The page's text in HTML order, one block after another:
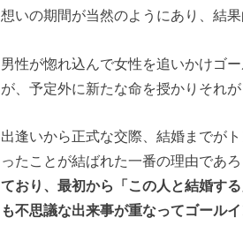
想いの期間が当然のようにあり、結
男性が惚れ込んで女性を追いかけゴ
が、予定外に新たな命を授かりそれ
出逢いから正式な交際、結婚までが
ったことが結ばれた一番の理由であ
ており、最初から「この人と結婚す
も不思議な出来事が重なってゴール